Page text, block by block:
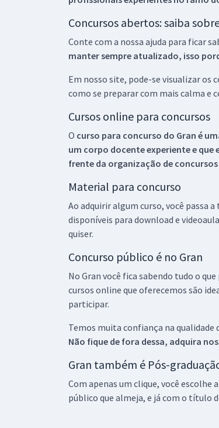
Concursos abertos: saiba
Conte com a nossa ajuda para ficar
manter sempre atualizado, isso
Em nosso site, pode-se visualizar os
como se preparar com mais calma e
Cursos online para concursos
O curso para concurso do Gran é
um corpo docente experiente e
frente da organização de
Material para concurso
Ao adquirir algum curso, você passa
disponíveis para download e
quiser.
Concurso público é no Gran
No Gran você fica sabendo tudo o
cursos online que oferecemos são
participar.
Temos muita confiança na qualidade
Não fique de fora dessa, adquira
Gran também é Pós-
Com apenas um clique, você escolhe
público que almeja, e já com o título